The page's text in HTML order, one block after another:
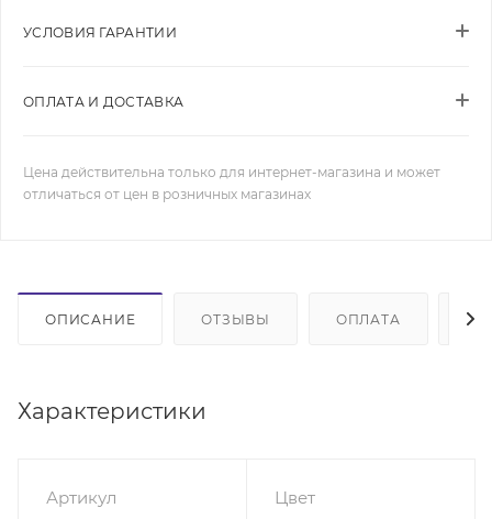
УСЛОВИЯ ГАРАНТИИ
ОПЛАТА И ДОСТАВКА
Цена действительна только для интернет-магазина и может
отличаться от цен в розничных магазинах
ОПИСАНИЕ ОТЗЫВЫ ОПЛАТА
Характеристики
Артикул
Цвет